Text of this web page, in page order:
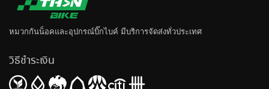
หมวกกันน็อคและอุปกรณ์บิ๊กไบค์ มีบริการจัดส่งทั่วประเทศ
วิธีชำระเงิน